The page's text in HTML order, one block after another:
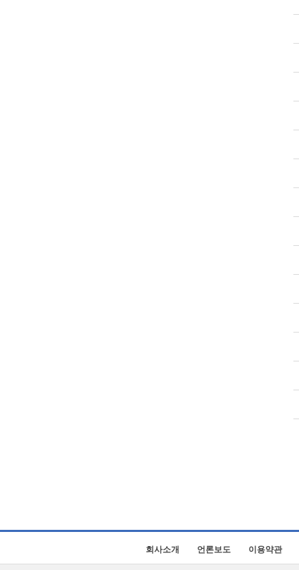
회사소개 언론보도 이용약관